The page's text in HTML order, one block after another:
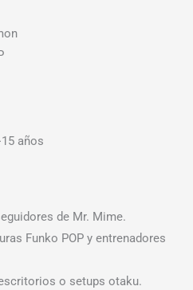
años
de Mr. Mime.
Funko POP y entrenadores
o setups otaku.